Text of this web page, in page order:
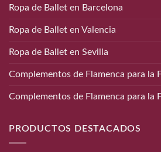
Ropa de Ballet en Barcelona
Ropa de Ballet en Valencia
Ropa de Ballet en Sevilla
Complementos de Flamenca para la
Complementos de Flamenca para la
PRODUCTOS DESTACADOS